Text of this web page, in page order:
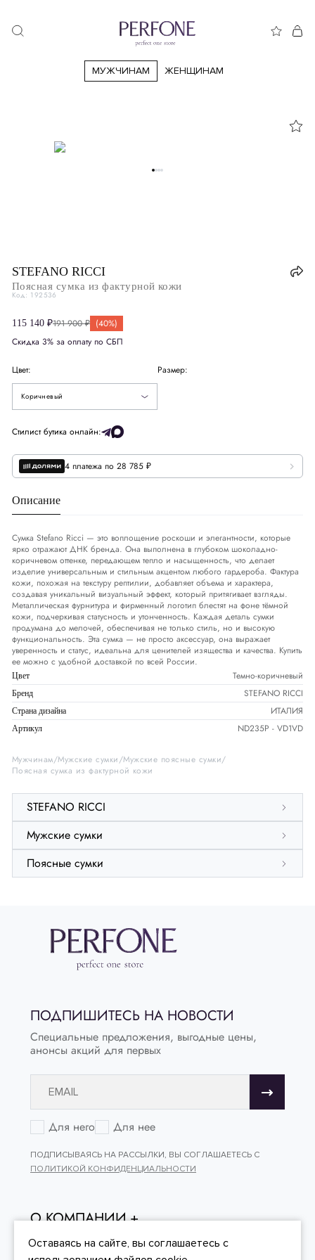
МУЖЧИНАМ ЖЕНЩИНАМ
STEFANO RICCI
Поясная сумка из фактурной кожи
Код: 192536
115 140 ₽191 900 ₽ (40%)
Скидка 3% за оплату по СБП
Цвет:
Коричневый
Размер:
Стилист бутика онлайн:
4 платежа по 28 785 ₽
Описание
Сумка Stefano Ricci — это воплощение роскоши и элегантности, которые
ярко отражают ДНК бренда. Она выполнена в глубоком шоколадно-
коричневом оттенке, передающем тепло и насыщенность, что делает
изделие универсальным и стильным акцентом любого гардероба. Фактура
кожи, похожая на текстуру рептилии, добавляет объема и характера,
создавая уникальный визуальный эффект, который притягивает взгляды.
Металлическая фурнитура и фирменный логотип блестят на фоне тёмной
кожи, подчеркивая статусность и утонченность. Каждая деталь сумки
продумана до мелочей, обеспечивая не только стиль, но и высокую
функциональность. Эта сумка — не просто аксессуар, она выражает
уверенность и статус, идеальна для ценителей изящества и качества. Купить
ее можно с удобной доставкой по всей России.
Цвет Темно-коричневый
Бренд STEFANO RICCI
Страна дизайна ИТАЛИЯ
Артикул ND235P - VD1VD
Мужчинам Мужские сумки Мужские поясные сумки
Поясная сумка из фактурной кожи
STEFANO RICCI
Мужские сумки
Поясные сумки
ПОДПИШИТЕСЬ НА НОВОСТИ
Специальные предложения, выгодные цены,
анонсы акций для первых
Для него Для нее
ПОДПИСЫВАЯСЬ НА РАССЫЛКИ, ВЫ СОГЛАШАЕТЕСЬ С
ПОЛИТИКОЙ КОНФИДЕНЦИАЛЬНОСТИ
О КОМПАНИИ
ОНЛАЙН - ПОКУПКИ
Оставаясь на сайте, вы соглашаетесь с